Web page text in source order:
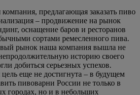
предлагающая заказать пиво
– продвижение на рынок
оснащение баров и ресторанов
сортами ремесленного пива.
рынок наша компания вышла не
историю своего
добиться серьезных успехов.
еще не достигнута – в будущем
пивоварни России не только в
городах, но и в небольших